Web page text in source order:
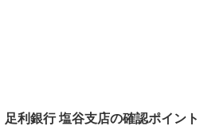
足利銀行 塩谷支店の確認ポイント